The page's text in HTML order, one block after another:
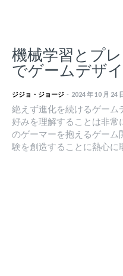
機械学習とプ
でゲームデザ
ジジョ・ジョージ - 2024 年 10 月 24
絶えず進化を続けるゲー
好みを理解することは非常
のゲーマーを抱えるゲーム
験を創造することに熱心に